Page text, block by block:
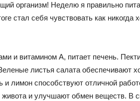
организм! Неделю я правильно
стал себя чувствовать как
и витамином А, питает печень.
листья салата обеспечивают
лимон способствуют отличной
живота и улучшают обмен веществ. В